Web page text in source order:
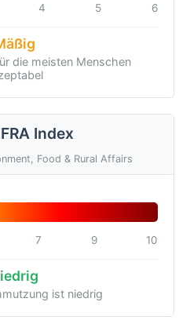
4 5 6
die meisten Menschen
Index
Food & Rural Affairs
7 9 10
ist niedrig